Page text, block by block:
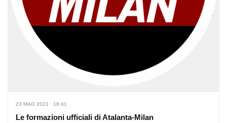
23 MAG 2021 · 18:41
Le formazioni ufficiali di Atalanta-Milan